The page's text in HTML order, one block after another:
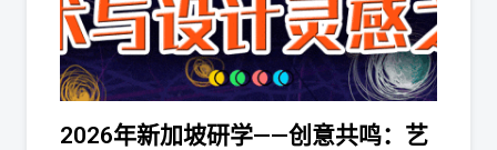
2026年新加坡研学——创意共鸣：艺